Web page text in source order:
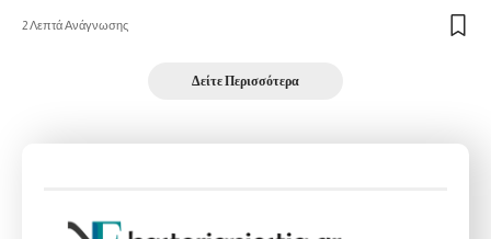
2 Λεπτά Ανάγνωσης
Δείτε Περισσότερα